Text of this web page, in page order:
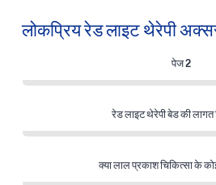
लोकप्रिय रेड लाइट थेरेपी
पेज 2
रेड लाइट थेरेपी बेड की लागत
क्या लाल प्रकाश चिकित्सा के